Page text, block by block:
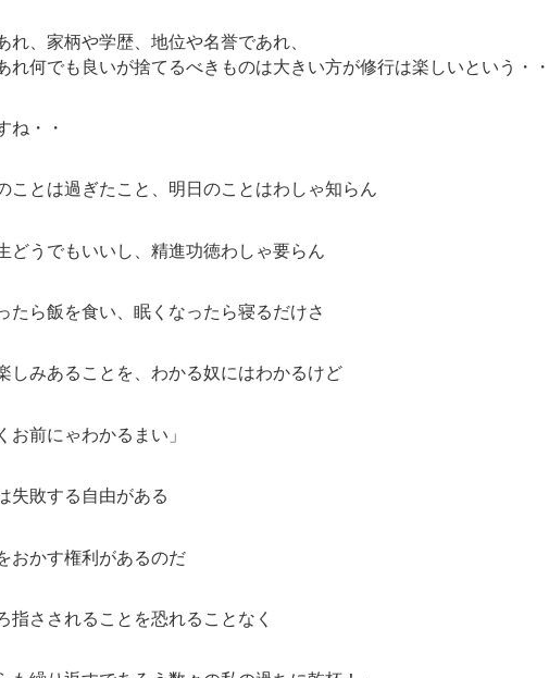
れ、家柄や学歴、地位や名誉であれ、
れ何でも良いが捨てるべきものは大きい方が修行は楽しいという・・
ね・・
ことは過ぎたこと、明日のことはわしゃ知らん
どうでもいいし、精進功徳わしゃ要らん
たら飯を食い、眠くなったら寝るだけさ
しみあることを、わかる奴にはわかるけど
お前にゃわかるまい」
失敗する自由がある
おかす権利があるのだ
指さされることを恐れることなく